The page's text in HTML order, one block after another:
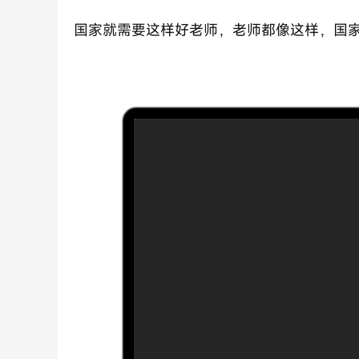
国家就需要这样好老师，